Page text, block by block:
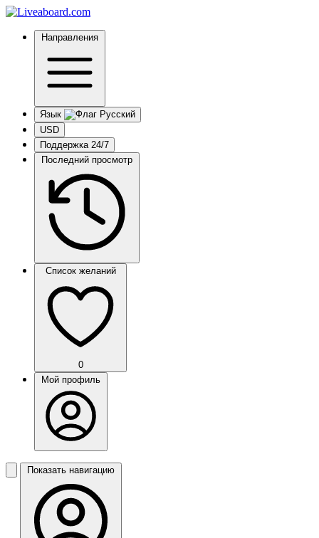
Направления
Язык
USD
Поддержка 24/7
Последний просмотр
Список желаний
0
Мой профиль
Показать навигацию